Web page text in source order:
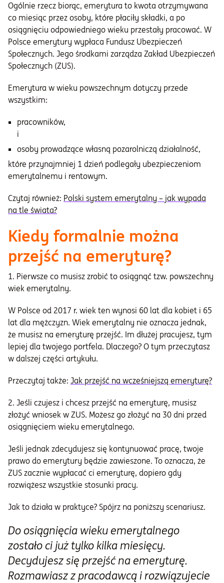
Ogólnie rzecz biorąc, emerytura to kwota otrzymywana
co miesiąc przez osoby, które płaciły składki, a po
osiągnięciu odpowiedniego wieku przestały pracować. W
Polsce emerytury wypłaca Fundusz Ubezpieczeń
Społecznych. Jego środkami zarządza Zakład Ubezpieczeń
Społecznych (ZUS).
Emerytura w wieku powszechnym dotyczy przede
wszystkim:
pracowników,
i
osoby prowadzące własną pozarolniczą działalność,
które przynajmniej 1 dzień podlegały ubezpieczeniom
emerytalnemu i rentowym.
Czytaj również: Polski system emerytalny – jak wypada
na tle świata?
Kiedy formalnie można
przejść na emeryturę?
1. Pierwsze co musisz zrobić to osiągnąć tzw. powszechny
wiek emerytalny.
W Polsce od 2017 r. wiek ten wynosi 60 lat dla kobiet i 65
lat dla mężczyzn. Wiek emerytalny nie oznacza jednak,
że musisz na emeryturę przejść. Im dłużej pracujesz, tym
lepiej dla twojego portfela. Dlaczego? O tym przeczytasz
w dalszej części artykułu.
Przeczytaj także: Jak przejść na wcześniejszą emeryturę?
2. Jeśli czujesz i chcesz przejść na emeryturę, musisz
złożyć wniosek w ZUS. Możesz go złożyć na 30 dni przed
osiągnięciem wieku emerytalnego.
Jeśli jednak zdecydujesz się kontynuować pracę, twoje
prawo do emerytury będzie zawieszone. To oznacza, że
ZUS zacznie wypłacać ci emeryturę, dopiero gdy
rozwiążesz wszystkie stosunki pracy.
Jak to działa w praktyce? Spójrz na poniższy scenariusz.
Do osiągnięcia wieku emerytalnego
zostało ci już tylko kilka miesięcy.
Decydujesz się przejść na emeryturę.
Rozmawiasz z pracodawcą i rozwiązujecie